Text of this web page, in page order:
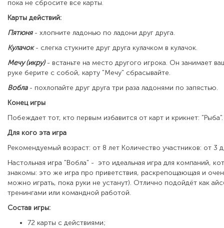
пока не сбросите все карты.
Карты действий:
Пятюня- хлопните ладонью по ладони друг друга.
Кулачок- слегка стукните друг друга кулачком в кулачок.
Мечу (икру)- встаньте на место другого игрока. Он занимает
руке берите с собой, карту "Мечу" сбрасывайте.
Вобла- похлопайте друг друга три раза ладонями по запястью.
Конец игры
Побеждает тот, кто первым избавится от карт и крикнет: "Рыба".
Для кого эта игра
Рекомендуемый возраст: от 8 лет Количество участников: от 3
Настольная игра "Вобла" - это идеальная игра для компаний,
знакомы: это же игра про приветствия, раскрепощающая и
можно играть, пока руки не устанут). Отлично подойдёт как
тренингами или командной работой.
Состав игры:
72 карты с действиями;